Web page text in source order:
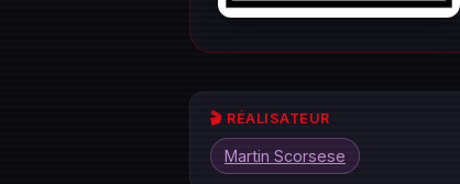
🎬 RÉALISATEUR
Martin Scorsese